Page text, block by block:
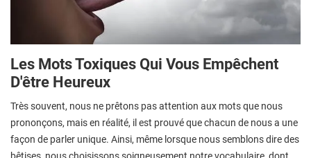
Les Mots Toxiques Qui Vous Empêchent
D'être Heureux
Très souvent, nous ne prêtons pas attention aux mots que nous
prononçons, mais en réalité, il est prouvé que chacun de nous a une
façon de parler unique. Ainsi, même lorsque nous semblons dire des